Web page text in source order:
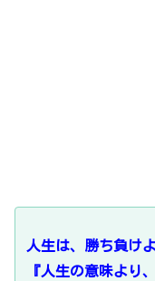
人生は、勝ち負け
『人生の意味より